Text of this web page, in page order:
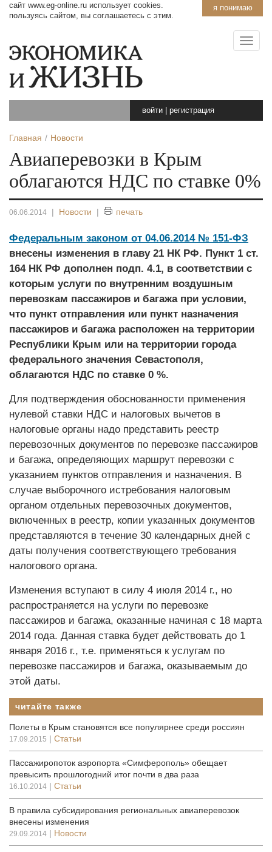
я понимаю
сайт www.eg-online.ru использует cookies.
пользуясь сайтом, вы соглашаетесь с этим.
войти регистрация
Главная Новости
Авиаперевозки в Крым
облагаются НДС по ставке 0%
06.06.2014 | Новости | печать
Федеральным законом от 04.06.2014 № 151-ФЗ
внесены изменения в главу 21 НК РФ. Пункт 1 ст.
164 НК РФ дополнен подп. 4.1, в соответствии с
которым услуги по внутренним воздушным
перевозкам пассажиров и багажа при условии,
что пункт отправления или пункт назначения
пассажиров и багажа расположен на территории
Республики Крым или на территории города
федерального значения Севастополя,
облагаются НДС по ставке 0 %.
Для подтверждения обоснованности применения
нулевой ставки НДС и налоговых вычетов в
налоговые органы надо представить реестр
перевозочных документов по перевозке пассажиров
и багажа, определяющих маршрут перевозки с
указанием пунктов отправления и назначения. В
случае выборочного истребования налоговым
органом отдельных перевозочных документов,
включенных в реестр, копии указанных документов
представляются в течение 30 календарных дней с
даты получения соответствующего требования
налогового органа.
Изменения вступают в силу 4 июля 2014 г., но
распространяется на услуги по перевозке
пассажиров и багажа, оказанные начиная с 18 марта
2014 года. Данная ставка будет действовать до 1
января 2016 г., т.е. применяться к услугам по
перевозке пассажиров и багажа, оказываемым до
этой даты.
читайте также
Полеты в Крым становятся все популярнее среди россиян
17.09.2015 | Статьи
Пассажиропоток аэропорта «Симферополь» обещает
превысить прошлогодний итог почти в два раза
16.10.2014 | Статьи
В правила субсидирования региональных авиаперевозок
внесены изменения
29.09.2014 | Новости